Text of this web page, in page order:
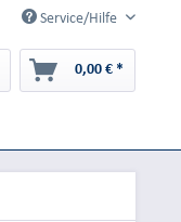
Service/Hilfe
0,00 € *